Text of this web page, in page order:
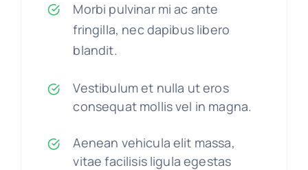
Igiene e prevenzione
Morbi pulvinar mi ac ante
fringilla, nec dapibus libero
blandit.
Vestibulum et nulla ut eros
consequat mollis vel in magna.
Aenean vehicula elit massa,
vitae facilisis ligula egestas